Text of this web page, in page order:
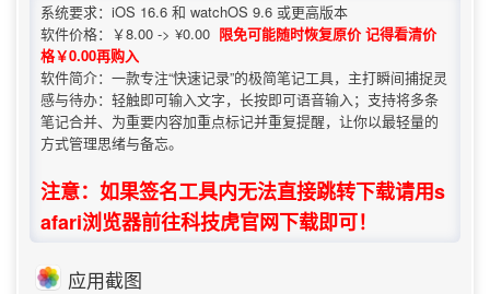
系统要求：iOS 16.6 和 watchOS 9.6 或更高版本
软件价格：￥8.00 -> ¥0.00 限免可能随时恢复原价 记得看清价
格￥0.00再购入
软件简介：一款专注“快速记录”的极简笔记工具，主打瞬间捕捉灵
感与待办：轻触即可输入文字，长按即可语音输入；支持将多条
笔记合并、为重要内容加重点标记并重复提醒，让你以最轻量的
方式管理思绪与备忘。
注意：如果签名工具内无法直接跳转下载请用s
afari浏览器前往科技虎官网下载即可！
应用截图